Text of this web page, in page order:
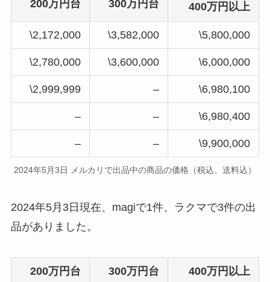
200万円台 300万円台 400万円以上
\2,172,000 \3,582,000 \5,800,000
\2,780,000 \3,600,000 \6,000,000
\2,999,999 – \6,980,100
– – \6,980,400
– – \9,900,000
2024年5月3日 メルカリで出品中の商品の価格（税込、送料込）
2024年5月3日現在、magiで1件、ラクマで3件の出
品がありました。
200万円台 300万円台 400万円以上